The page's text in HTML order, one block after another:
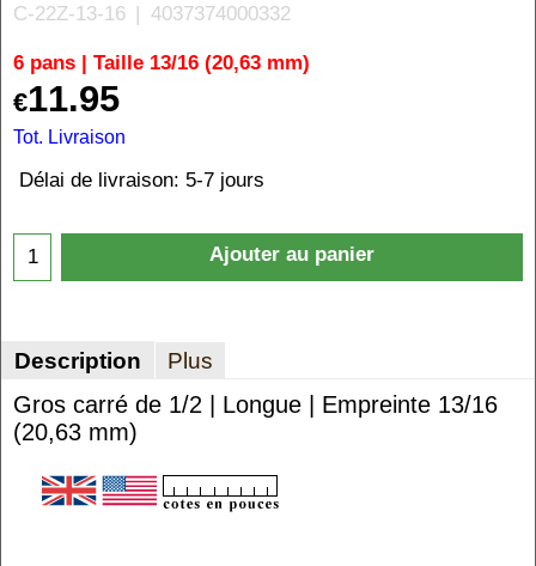
C-22Z-13-16 4037374000332
6 pans | Taille 13/16 (20,63 mm)
€11.95
Tot. Livraison
Délai de livraison: 5-7 jours
Ajouter au panier
Description Plus
Gros carré de 1/2 | Longue | Empreinte 13/16
(20,63 mm)